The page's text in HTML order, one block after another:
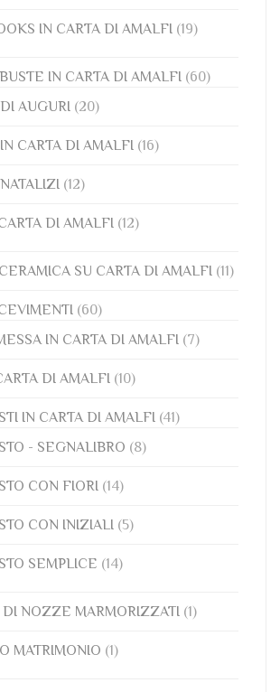
IN CARTA DI AMALFI (19)
IN CARTA DI AMALFI (60)
AUGURI (20)
CARTA DI AMALFI (16)
(12)
DI AMALFI (12)
SU CARTA DI AMALFI (11)
(60)
IN CARTA DI AMALFI (7)
DI AMALFI (10)
IN CARTA DI AMALFI (41)
- SEGNALIBRO (8)
CON FIORI (14)
CON INIZIALI (5)
SEMPLICE (14)
DI NOZZE MARMORIZZATI (1)
MATRIMONIO (1)